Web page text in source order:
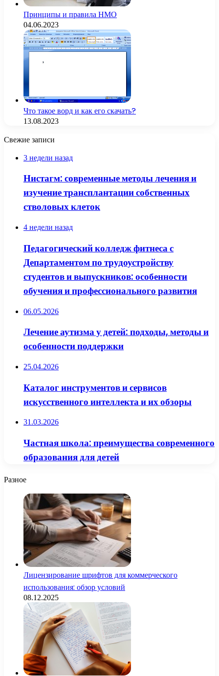
Принципы и правила НМО
04.06.2023
Что такое ворд и как его скачать?
13.08.2023
Свежие записи
3 недели назад
Нистагм: современные методы лечения и
изучение трансплантации собственных
стволовых клеток
4 недели назад
Педагогический колледж фитнеса с
Департаментом по трудоустройству
студентов и выпускников: особенности
обучения и профессионального развития
06.05.2026
Лечение аутизма у детей: подходы, методы и
особенности поддержки
25.04.2026
Каталог инструментов и сервисов
искусственного интеллекта и их обзоры
31.03.2026
Частная школа: преимущества современного
образования для детей
Разное
Лицензирование шрифтов для коммерческого
использования: обзор условий
08.12.2025